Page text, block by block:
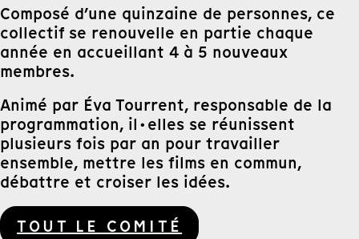
Composé d’une quinzaine de personnes, ce
collectif se renouvelle en partie chaque
année en accueillant 4 à 5 nouveaux
membres.
Animé par Éva Tourrent, responsable de la
programmation, il·elles se réunissent
plusieurs fois par an pour travailler
ensemble, mettre les films en commun,
débattre et croiser les idées.
TOUT LE COMITÉ